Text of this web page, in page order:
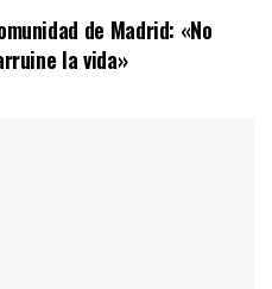
de Madrid: «No
la vida»